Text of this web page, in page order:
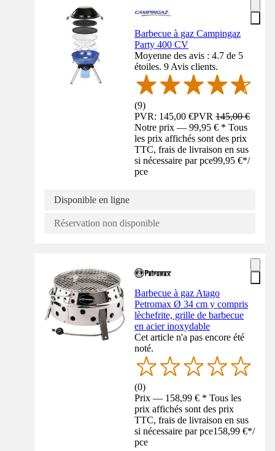
Barbecue à gaz Campingaz
Party 400 CV
Moyenne des avis : 4.7 de 5
étoiles. 9 Avis clients.
(9)
PVR: 145,00 €PVR145,00 €
Notre prix — 99,95 € * Tous
les prix affichés sont des prix
TTC, frais de livraison en sus
si nécessaire par pce99,95 €*/
pce
Disponible en ligne
Réservation non disponible
Barbecue à gaz Atago
Petromax Ø 34 cm y compris
lèchefrite, grille de barbecue
en acier inoxydable
Cet article n'a pas encore été
noté.
(0)
Prix — 158,99 € * Tous les
prix affichés sont des prix
TTC, frais de livraison en sus
si nécessaire par pce158,99 €*/
pce